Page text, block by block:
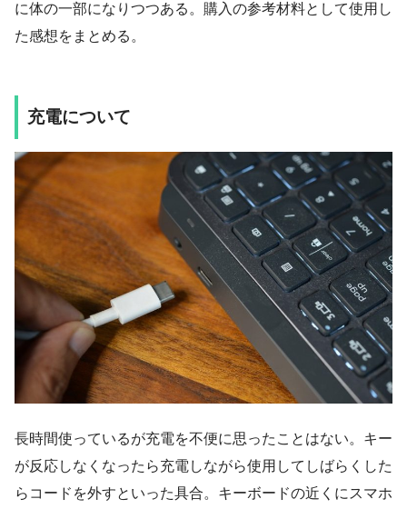
に体の一部になりつつある。購入の参考材料として使用し
た感想をまとめる。
充電について
長時間使っているが充電を不便に思ったことはない。キー
が反応しなくなったら充電しながら使用してしばらくした
らコードを外すといった具合。キーボードの近くにスマホ